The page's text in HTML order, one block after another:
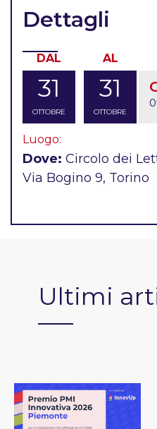
Dettagli
DAL
31
OTTOBRE
AL
31
OTTOBRE
Luogo:
Dove: Circolo dei
Via Bogino 9, Torino
Ultimi